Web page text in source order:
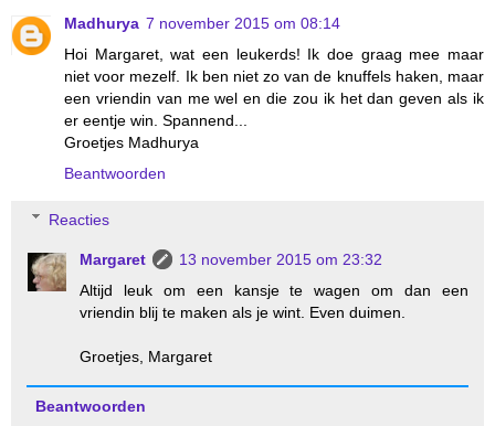
Madhurya 7 november 2015 om 08:14
Hoi Margaret, wat een leukerds! Ik doe graag mee maar
niet voor mezelf. Ik ben niet zo van de knuffels haken, maar
een vriendin van me wel en die zou ik het dan geven als ik
er eentje win. Spannend...
Groetjes Madhurya
Beantwoorden
Reacties
Margaret
13 november 2015 om 23:32
Altijd leuk om een kansje te wagen om dan een
vriendin blij te maken als je wint. Even duimen.
Groetjes, Margaret
Beantwoorden